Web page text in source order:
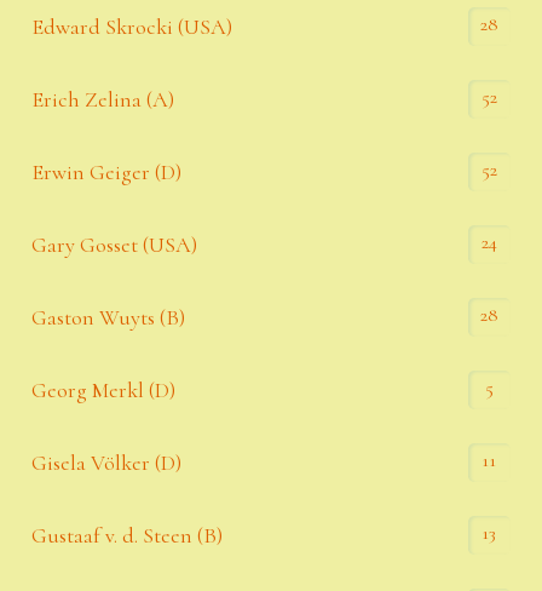
Edward Skrocki (USA) 28
Erich Zelina (A) 52
Erwin Geiger (D) 52
Gary Gosset (USA) 24
Gaston Wuyts (B) 28
Georg Merkl (D) 5
Gisela Völker (D) 11
Gustaaf v. d. Steen (B) 13